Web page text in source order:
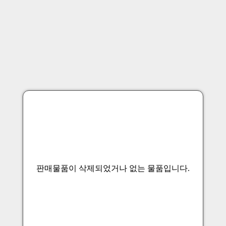
판매물품이 삭제되었거나 없는 물품입니다.